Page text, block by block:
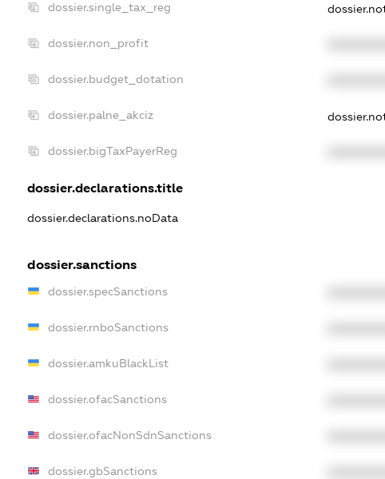
dossier.single_tax_reg
dossier.non_profit
dossier.budget_dotation
dossier.palne_akciz
dossier.bigTaxPayerReg
dossier.declarations.title
dossier.declarations.noData
dossier.sanctions
dossier.specSanctions
dossier.rnboSanctions
dossier.amkuBlackList
dossier.ofacSanctions
dossier.ofacNonSdnSanctions
dossier.gbSanctions